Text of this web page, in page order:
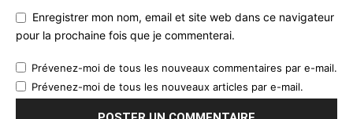
Enregistrer mon nom, email et site web dans ce navigateur
pour la prochaine fois que je commenterai.
Prévenez-moi de tous les nouveaux commentaires par e-mail.
Prévenez-moi de tous les nouveaux articles par e-mail.